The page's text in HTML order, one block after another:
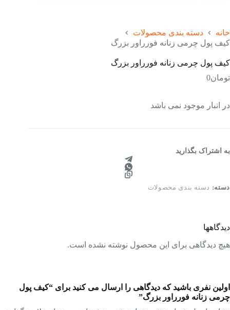
خانه
دسته بندی محصولات
کیف پول چرمی زنانه فورراور بزرگ
کیف پول چرمی زنانه فورراور بزرگ
تومان0
در انبار موجود نمی باشد
به اشتراک بگذارید
دسته: دسته بندی محصولات
دیدگاهها
هیچ دیدگاهی برای این محصول نوشته نشده است.
اولین نفری باشید که دیدگاهی را ارسال می کنید برای “کیف پول
چرمی زنانه فورراور بزرگ”